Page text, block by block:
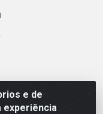
e de
experiência